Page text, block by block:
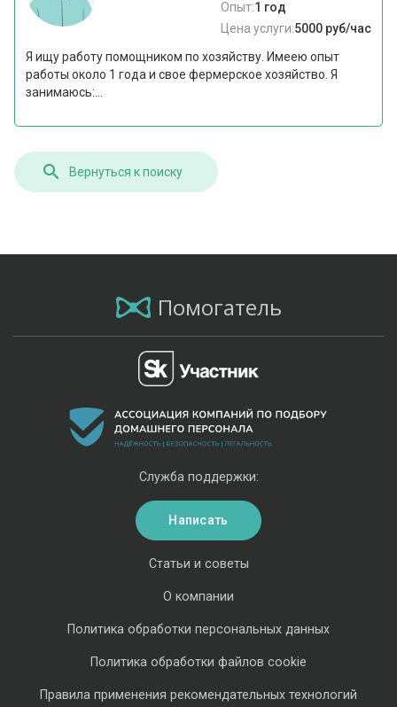
Опыт:1 год
Цена услуги:5000 руб/час
Я ищу работу помощником по хозяйству. Имеею опыт
работы около 1 года и свое фермерское хозяйство. Я
занимаюсь:...
Вернуться к поиску
Помогатель
Статьи и советы
О компании
Политика обработки персональных данных
Политика обработки файлов cookie
Правила применения рекомендательных технологий
Служба поддержки:
Написать